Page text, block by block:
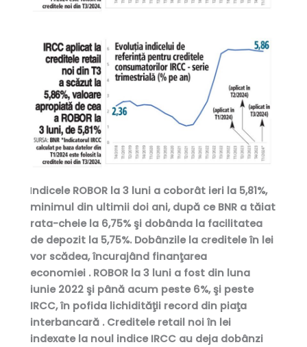
Indicele ROBOR la 3 luni a coborât ieri la 5,81%,
minimul din ultimii doi ani, după ce BNR a tăiat
rata-cheie la 6,75% şi dobânda la facilitatea
de depozit la 5,75%. Dobânzile la creditele în lei
vor scădea, încurajând finanţarea
economiei . ROBOR la 3 luni a fost din luna
iunie 2022 şi până acum peste 6%, şi peste
IRCC, în pofida lichidităţii record din piaţa
interbancară . Creditele retail noi în lei
indexate la noul indice IRCC au deja dobânzi